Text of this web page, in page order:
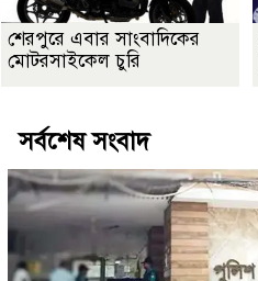
শেরপুরে এবার সাংবাদিকের
মোটরসাইকেল চুরি
সর্বশেষ সংবাদ